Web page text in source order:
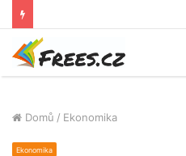
Domů / Ekonomika
Ekonomika